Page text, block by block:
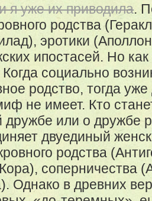
я уже их приводила.
родства
эротики
ипостасей. Но
социально
родство, тогда
не имеет. Кто
дружбе или о дружбе
двуединый
родства
соперничества
Однако в древних